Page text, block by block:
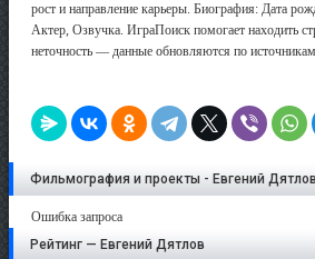
рост и направление карьеры. Биография: Дата
Актер, Озвучка. ИграПоиск помогает находить
неточность — данные обновляются по
Фильмография и проекты - Евгений
Ошибка запроса
Рейтинг — Евгений Дятлов